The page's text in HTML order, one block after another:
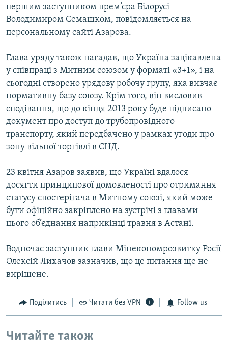
першим заступником прем’єра Бiлорусi
Володимиром Семашком, повiдомляється на
персональному сайтi Азарова.
Глава уряду також нагадав, що Україна зацiкавлена
у спiвпрацi з Митним союзом у форматi «3+1», i на
сьогоднi створено урядову робочу групу, яка вивчає
нормативну базу союзу. Крiм того, вiн висловив
сподiвання, що до кiнця 2013 року буде пiдписано
документ про доступ до трубопровiдного
транспорту, який передбачено у рамках угоди про
зону вiльної торгiвлi в СНД.
23 квiтня Азаров заявив, що Українi вдалося
досягти принципової домовленостi про отримання
статусу спостерiгача в Митному союзі, який може
бути офiцiйно закрiплено на зустрiчi з главами
цього об’єднання наприкiнцi травня в Астанi.
Водночас заступник глави Мiнекономрозвитку Росiї
Олексiй Лихачов зазначив, що це питання ще не
вирiшене.
Поділитись Читати без VPN Follow us
Читайте також